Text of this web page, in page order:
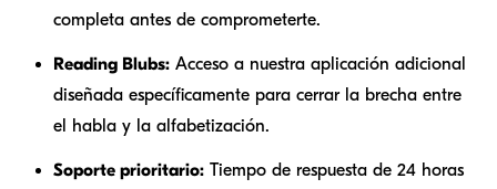
completa antes de comprometerte.
Reading Blubs: Acceso a nuestra aplicación adicional
diseñada específicamente para cerrar la brecha entre
el habla y la alfabetización.
Soporte prioritario: Tiempo de respuesta de 24 horas